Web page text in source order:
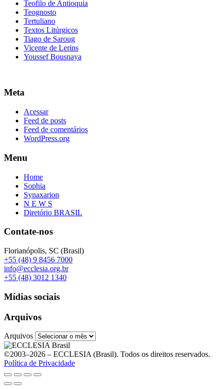
Teofilo de Antioquia
Teognosto
Tertuliano
Textos Litúrgicos
Tiago de Saroug
Vicente de Lerins
Youssef Bousnaya
Meta
Acessar
Feed de posts
Feed de comentários
WordPress.org
Menu
Home
Sophia
Synaxarion
N E W S
Diretório BRASIL
Contate-nos
Florianópolis, SC (Brasil)
+55 (48) 9 8456 7000
info@ecclesia.org.br
+55 (48) 3012 1340
Mídias sociais
Arquivos
Arquivos
©2003–2026 – ECCLESIA (Brasil). Todos os direitos reservados.
Política de Privacidade